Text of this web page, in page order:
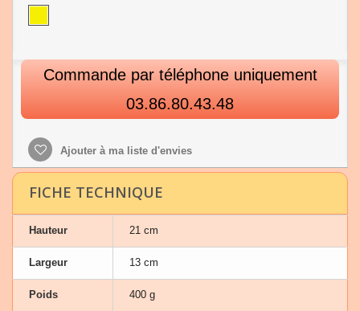
Commande par téléphone uniquement
03.86.80.43.48
Ajouter à ma liste d'envies
FICHE TECHNIQUE
Hauteur 21 cm
Largeur 13 cm
Poids 400 g